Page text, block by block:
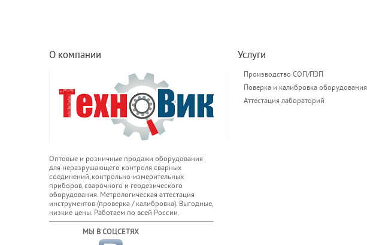
О компании
Оптовые и розничные продажи оборудования
для неразрушающего контроля сварных
соединений, контрольно-измерительных
приборов, сварочного и геодезического
оборудования. Метрологическая аттестация
инструментов (проверка / калибровка). Выгодные,
низкие цены. Работаем по всей России.
МЫ В СОЦСЕТЯХ
Услуги
Производство СОП/ПЭП
Поверка и калибровка оборудования
Аттестация лабораторий